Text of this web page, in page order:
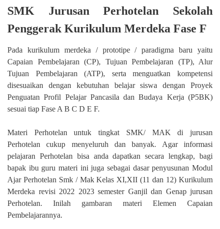
SMK Jurusan Perhotelan Sekolah
Penggerak Kurikulum Merdeka Fase F
Pada kurikulum merdeka / prototipe / paradigma baru yaitu
Capaian Pembelajaran (CP), Tujuan Pembelajaran (TP), Alur
Tujuan Pembelajaran (ATP), serta menguatkan kompetensi
disesuaikan dengan kebutuhan belajar siswa dengan Proyek
Penguatan Profil Pelajar Pancasila dan Budaya Kerja (P5BK)
sesuai tiap Fase A B C D E F.
Materi Perhotelan untuk tingkat SMK/ MAK di jurusan
Perhotelan cukup menyeluruh dan banyak. Agar informasi
pelajaran Perhotelan bisa anda dapatkan secara lengkap, bagi
bapak ibu guru materi ini juga sebagai dasar penyusunan Modul
Ajar Perhotelan Smk / Mak Kelas XI,XII (11 dan 12) Kurikulum
Merdeka revisi 2022 2023 semester Ganjil dan Genap jurusan
Perhotelan. Inilah gambaran materi Elemen Capaian
Pembelajarannya.